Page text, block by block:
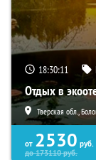
18:30:09
Отдых в
Тверская обл.,
от 2530 руб.
до173110руб.